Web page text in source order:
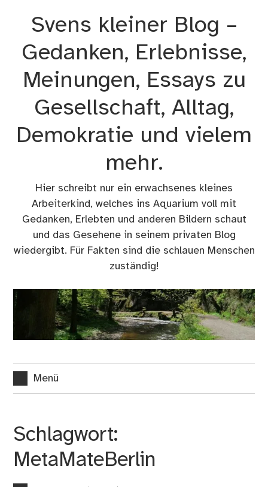
Svens kleiner Blog –
Gedanken, Erlebnisse,
Meinungen, Essays zu
Gesellschaft, Alltag,
Demokratie und vielem
mehr.
Hier schreibt nur ein erwachsenes kleines
Arbeiterkind, welches ins Aquarium voll mit
Gedanken, Erlebten und anderen Bildern schaut
und das Gesehene in seinem privaten Blog
wiedergibt. Für Fakten sind die schlauen Menschen
zuständig!
Menü
Schlagwort:
MetaMateBerlin